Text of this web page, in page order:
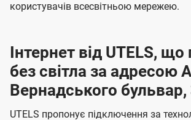
користувачів всесвітньою мережею.
Інтернет від UTELS,
без світла за адресою
Вернадського бульвар,
UTELS пропонує підключення за